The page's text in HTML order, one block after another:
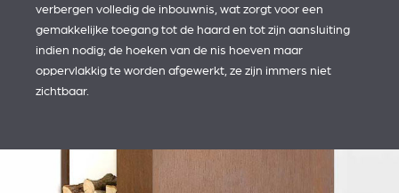
verbergen volledig de inbouwnis, wat zorgt voor een
gemakkelijke toegang tot de haard en tot zijn aansluiting
indien nodig; de hoeken van de nis hoeven maar
oppervlakkig te worden afgewerkt, ze zijn immers niet
zichtbaar.